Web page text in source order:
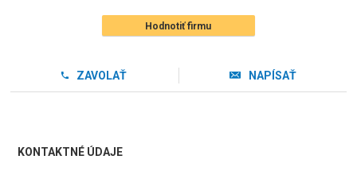
Hodnotiť firmu
ZAVOLAŤ NAPÍSAŤ
KONTAKTNÉ ÚDAJE